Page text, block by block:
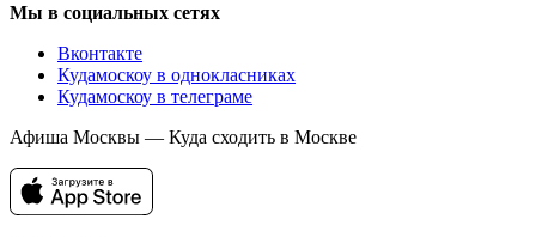
Мы в социальных сетях
Вконтакте
Кудамоскоу в однокласниках
Кудамоскоу в телеграме
Афиша Москвы — Куда сходить в Москве